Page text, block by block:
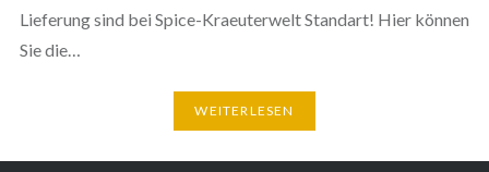
Lieferung sind bei Spice-Kraeuterwelt Standart! Hier können
Sie die…
WEITERLESEN